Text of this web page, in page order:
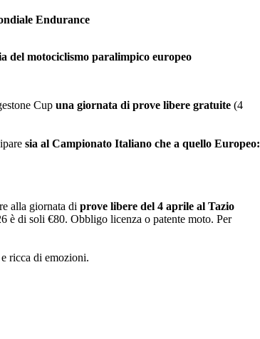
Endurance
del motociclismo paralimpico europeo
Cup una giornata di prove libere gratuite (4
sia al Campionato Italiano che a quello Europeo:
alla giornata di prove libere del 4 aprile al Tazio
è di soli €80. Obbligo licenza o patente moto. Per
ricca di emozioni.